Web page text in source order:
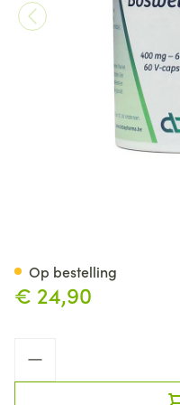
€ 24,90
Op bestelling